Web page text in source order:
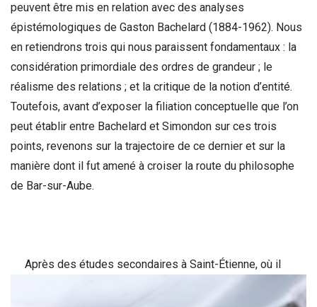
peuvent être mis en relation avec des analyses
épistémologiques de Gaston Bachelard (1884-1962). Nous
en retiendrons trois qui nous paraissent fondamentaux : la
considération primordiale des ordres de grandeur ; le
réalisme des relations ; et la critique de la notion d’entité.
Toutefois, avant d’exposer la filiation conceptuelle que l’on
peut établir entre Bachelard et Simondon sur ces trois
points, revenons sur la trajectoire de ce dernier et sur la
manière dont il fut amené à croiser la route du philosophe
de Bar-sur-Aube.
Après des études secondaires à Saint-Étienne, où il